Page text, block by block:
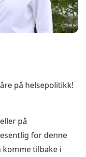
på helsepolitikk!
på
for denne
komme tilbake i